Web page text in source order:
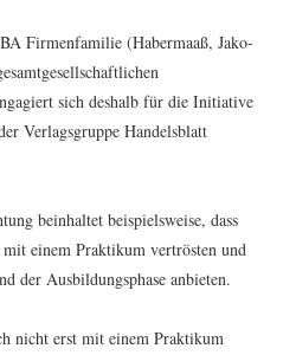
Firmenfamilie (Habermaaß, Jako-
sich deshalb für die Initiative
Verlagsgruppe Handelsblatt
beinhaltet beispielsweise, dass
einem Praktikum vertrösten und
der Ausbildungsphase anbieten.
nicht erst mit einem Praktikum